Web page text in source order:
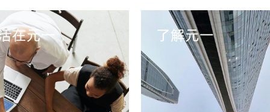
在元一 了解元一